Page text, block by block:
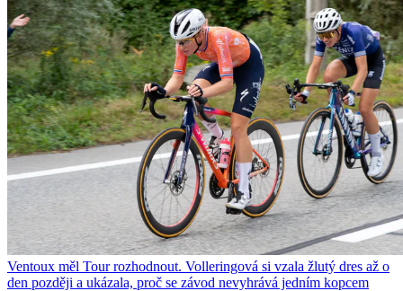
Ventoux měl Tour rozhodnout. Volleringová si vzala žlutý dres až o
den později a ukázala, proč se závod nevyhrává jedním kopcem